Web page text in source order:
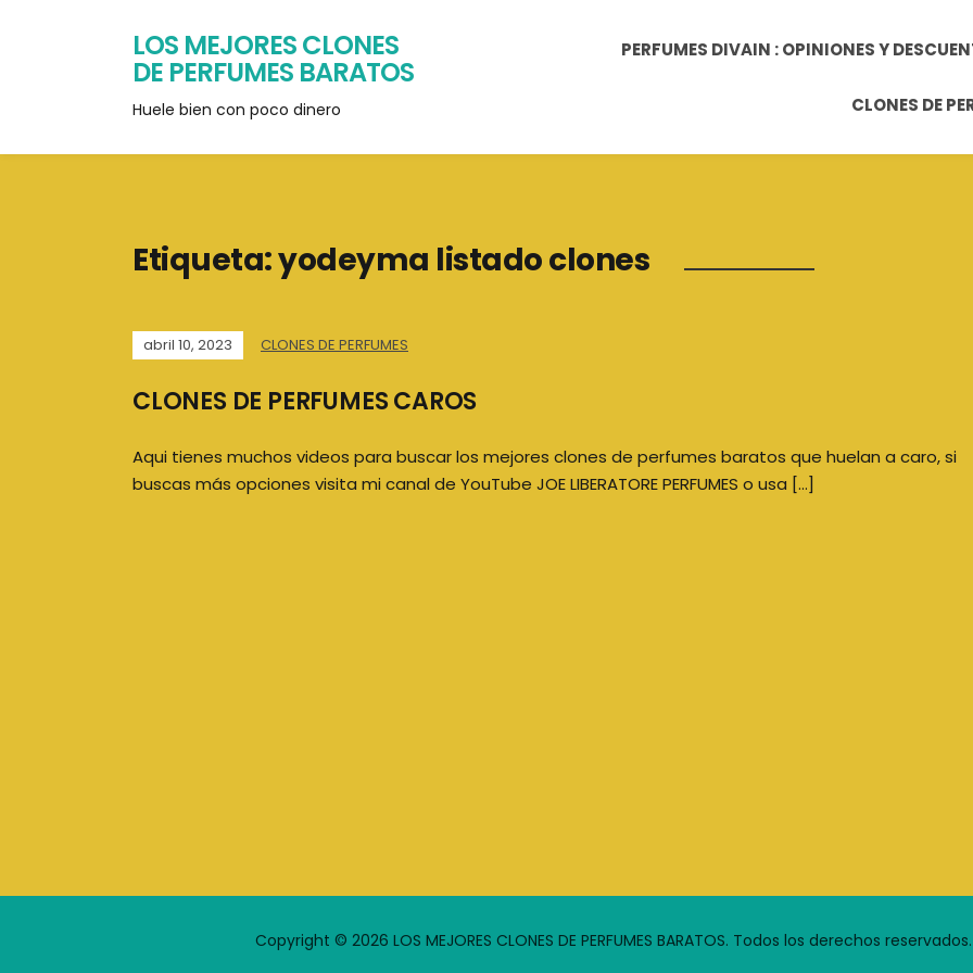
LOS MEJORES CLONES
DE PERFUMES BARATOS
Huele bien con poco dinero
PERFUMES DIVAIN : OPINIONES Y
CLONES DE
Etiqueta:yodeyma listado clones
abril 10, 2023 CLONES DE PERFUMES
CLONES DE PERFUMES CAROS
Aqui tienes muchos videos para buscar los mejores clones de perfumes baratos que huelan a caro, si
buscas más opciones visita mi canal de YouTube JOE LIBERATORE PERFUMES o usa […]
Copyright © 2026 LOS MEJORES CLONES DE PERFUMES BARATOS. Todos los derechos reservados.